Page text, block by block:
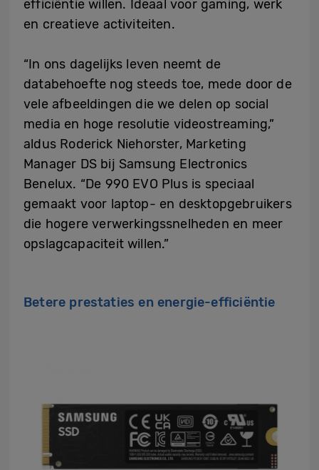
efficiëntie willen. Ideaal voor gaming, werk
en creatieve activiteiten.
“In ons dagelijks leven neemt de
databehoefte nog steeds toe, mede door de
vele afbeeldingen die we delen op social
media en hoge resolutie videostreaming,”
aldus Roderick Niehorster, Marketing
Manager DS bij Samsung Electronics
Benelux. “De 990 EVO Plus is speciaal
gemaakt voor laptop- en desktopgebruikers
die hogere verwerkingssnelheden en meer
opslagcapaciteit willen.”
Betere prestaties en energie-efficiëntie